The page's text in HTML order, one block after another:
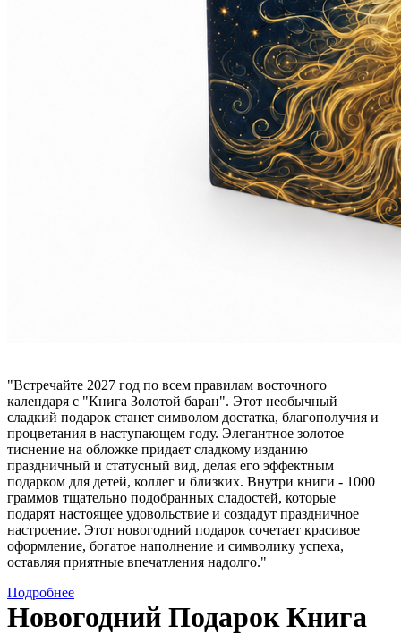
"Встречайте 2027 год по всем правилам восточного
календаря с "Книга Золотой баран". Этот необычный
сладкий подарок станет символом достатка, благополучия и
процветания в наступающем году. Элегантное золотое
тиснение на обложке придает сладкому изданию
праздничный и статусный вид, делая его эффектным
подарком для детей, коллег и близких. Внутри книги - 1000
граммов тщательно подобранных сладостей, которые
подарят настоящее удовольствие и создадут праздничное
настроение. Этот новогодний подарок сочетает красивое
оформление, богатое наполнение и символику успеха,
оставляя приятные впечатления надолго."
Подробнее
Новогодний Подарок Книга